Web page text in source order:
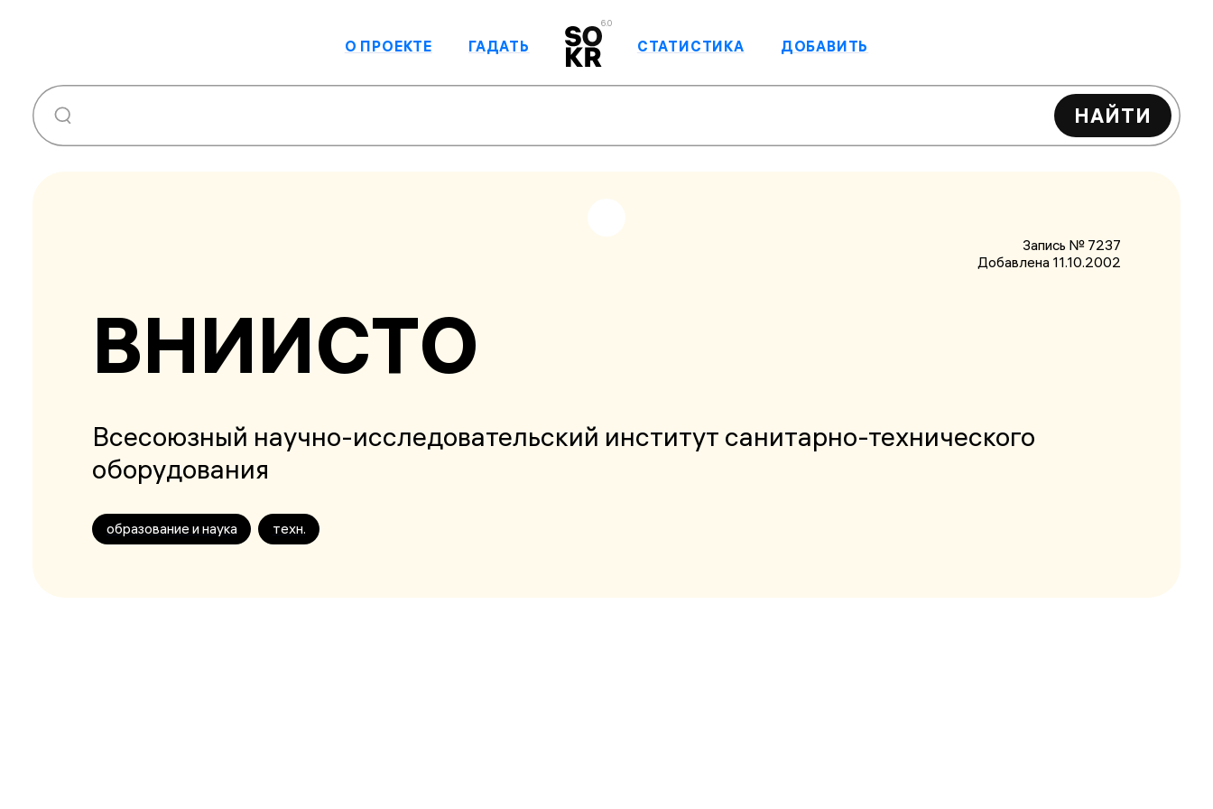
6.0
О ПРОЕКТЕ ГАДАТЬ СТАТИСТИКА ДОБАВИТЬ
НАЙТИ
Запись № 7237
Добавлена 11.10.2002
ВНИИСТО
Всесоюзный научно-исследовательский институт санитарно-технического
оборудования
образование и наука техн.